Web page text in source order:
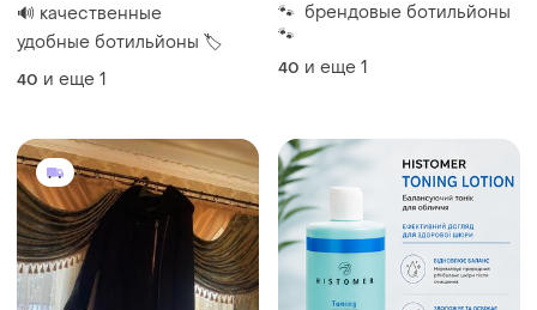
🔊 качественные
удобные ботильйоны 🏷
40 и еще 1
🐾 брендовые ботильйоны
🐾
40 и еще 1